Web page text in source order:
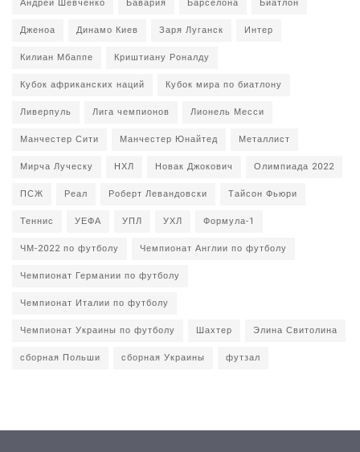
Дженоа
Динамо Киев Заря Луганск
Интер
Килиан Мбаппе
Криштиану Роналду
Кубок африканских наций
Кубок мира по биатлону
Ливерпуль
Лига чемпионов
Лионель Месси
Манчестер Сити
Манчестер Юнайтед
Металлист
Мирча Луческу
НХЛ Новак Джокович
Олимпиада 2022
ПСЖ
Реал Роберт Левандовски
Тайсон Фьюри
Теннис
УЕФА УПЛ УХЛ
Формула-1
ЧМ-2022 по футболу
Чемпионат Англии по футболу
Чемпионат Германии по футболу
Чемпионат Италии по футболу
Чемпионат Украины по футболу
Шахтер
Элина Свитолина
сборная Польши
сборная Украины футзал